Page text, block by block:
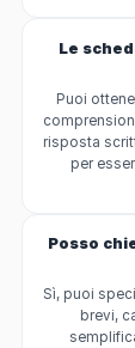
Le
Puoi
risposta
per
Posso
Sì, puoi
brevi,